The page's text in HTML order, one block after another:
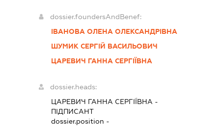
dossier.foundersAndBenef:
ІВАНОВА ОЛЕНА ОЛЕКСАНДРІВНА
ШУМИК СЕРГІЙ ВАСИЛЬОВИЧ
ЦАРЕВИЧ ГАННА СЕРГІЇВНА
dossier.heads:
ЦАРЕВИЧ ГАННА СЕРГІЇВНА -
ПІДПИСАНТ
dossier.position -